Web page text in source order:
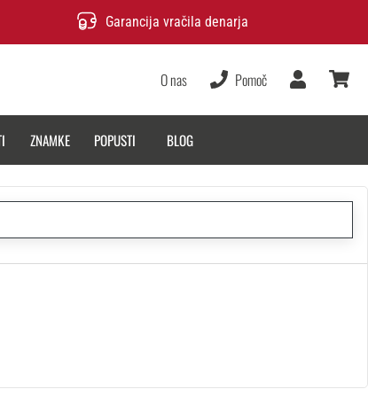
Garancija vračila denarja
O nas Pomoč
Uporabnik
ZNAMKE POPUSTI BLOG